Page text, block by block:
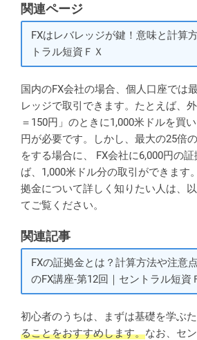
関連ページ
FXはレバレッジが鍵！意味と計算
トラル短資ＦＸ
国内のFX会社の場合、個人口座では
レッジで取引できます。たとえば、
＝150円」のときに1,000米ドルを買
円が必要です。しかし、最大の25倍
をする場合に、 FX会社に6,000円の
ば、1,000米ドル分の取引ができます
拠金について詳しく知りたい人は、
てご覧ください。
関連記事
FXの証拠金とは？計算方法や注意
のFX講座-第12回｜セントラル短資
初心者のうちは、まずは基礎を学ぶ
ることをおすすめします。なお、セ